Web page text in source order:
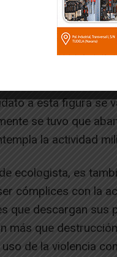
impidiendo que
Es un objetivo que
estén reconocidos
humedales y
la necesidad de
a esta figura se
se tuvo que
la actividad
ecologista, es
cómplices con la
que descargan sus
más que
de la violencia